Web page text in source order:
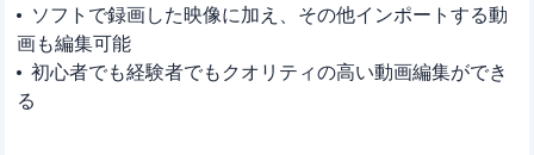
ソフトで録画した映像に加え、その他インポートする動
画も編集可能
初心者でも経験者でもクオリティの高い動画編集ができ
る